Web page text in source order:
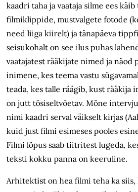
kaadri taha ja vaataja silme ees
filmiklippide, mustvalgete fotode
need liiga kiirelt) ja tänapäeva
seisukohalt on see ilus puhas
vaatajatest rääkijate nimed ja näod
inimene, kes teema vastu
teada, kes talle räägib, kust rääkija
on jutt tõsiseltvõetav. Mõne
nimi kaadri serval väikselt kirjas
kuid just filmi esimeses pooles
Filmi lõpus saab tiitritest lugeda,
teksti kokku panna on keeruline.
Arhitektist on hea filmi teha ka